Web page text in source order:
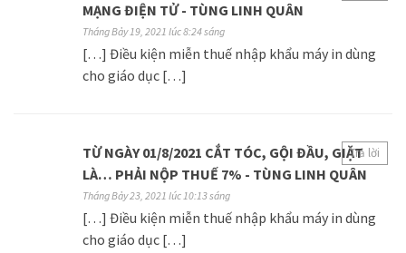
MẠNG ĐIỆN TỬ - TÙNG LINH QUÂN
Tháng Bảy 19, 2021 lúc 8:24 sáng
[…] Điều kiện miễn thuế nhập khẩu máy in dùng
cho giáo dục […]
TỪ NGÀY 01/8/2021 CẮT TÓC, GỘI ĐẦU, GIẶT
LÀ… PHẢI NỘP THUẾ 7% - TÙNG LINH QUÂN
Tháng Bảy 23, 2021 lúc 10:13 sáng
[…] Điều kiện miễn thuế nhập khẩu máy in dùng
cho giáo dục […]
Trả lời